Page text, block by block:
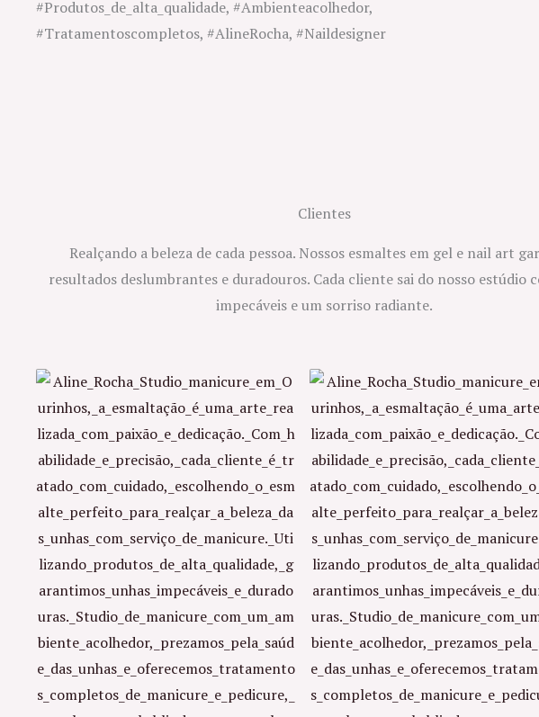
Clientes
Realçando a beleza de cada pessoa. Nossos esmaltes em gel e nail art
resultados deslumbrantes e duradouros. Cada cliente sai do nosso estúdio
impecáveis e um sorriso radiante.